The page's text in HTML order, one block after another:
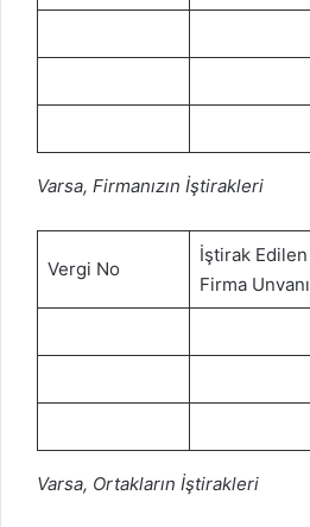
Varsa, Firmanızın İştirakleri
Vergi No
İştirak Edilen
Firma Unvanı
Varsa, Ortakların İştirakleri